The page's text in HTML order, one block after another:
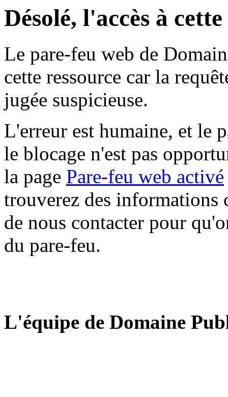
Désolé, l'accès à
Le pare-feu web de
cette ressource car la
jugée suspicieuse.
L'erreur est humaine, et le
le blocage n'est pas
la page Pare-feu web activé
trouverez des informations
de nous contacter pour
du pare-feu.
L'équipe de Domaine